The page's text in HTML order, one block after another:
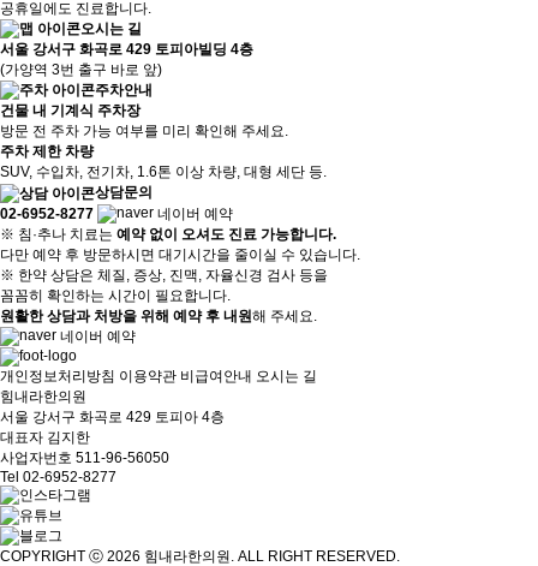
공휴일에도 진료합니다.
오시는 길
서울 강서구 화곡로 429 토피아빌딩 4층
(가양역 3번 출구 바로 앞)
주차안내
건물 내 기계식 주차장
방문 전 주차 가능 여부를 미리 확인해 주세요.
주차 제한 차량
SUV, 수입차, 전기차, 1.6톤 이상 차량, 대형 세단 등.
상담문의
02-6952-8277
네이버 예약
※ 침·추나 치료는 예약 없이 오셔도 진료 가능합니다.
다만 예약 후 방문하시면 대기시간을 줄이실 수 있습니다.
※ 한약 상담은 체질, 증상, 진맥, 자율신경 검사 등을
꼼꼼히 확인하는 시간이 필요합니다.
원활한 상담과 처방을 위해 예약 후 내원해 주세요.
네이버 예약
개인정보처리방침 이용약관 비급여안내 오시는 길
힘내라한의원
서울 강서구 화곡로 429 토피아 4층
대표자 김지한
사업자번호 511-96-56050
Tel 02-6952-8277
COPYRIGHT ⓒ 2026 힘내라한의원. ALL RIGHT RESERVED.